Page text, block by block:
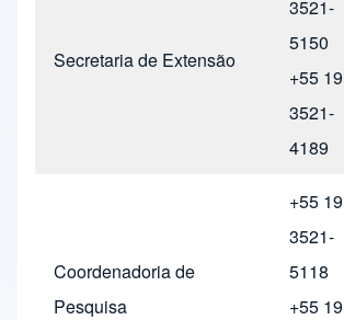
Secretaria de Extensão
3521-
5150
+55 19
3521-
4189
Coordenadoria de
Pesquisa
+55 19
3521-
5118
+55 19